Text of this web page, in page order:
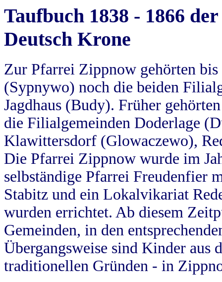
Taufbuch 1838 - 1866
Deutsch Krone
Zur Pfarrei Zippnow gehörten
(Sypnywo) noch die beiden
Jagdhaus (Budy). Früher
die Filialgemeinden Doderlage
Klawittersdorf (Glowaczewo),
Die Pfarrei Zippnow wurde im
selbständige Pfarrei Freudenfier
Stabitz und ein Lokalvikariat
wurden errichtet. Ab diesem
Gemeinden, in den
Übergangsweise sind Kinder aus
traditionellen Gründen - in